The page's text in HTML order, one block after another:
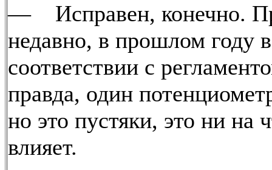
— Исправен, конечно.
недавно, в прошлом году в
соответствии с
правда, один
но это пустяки, это ни на
влияет.